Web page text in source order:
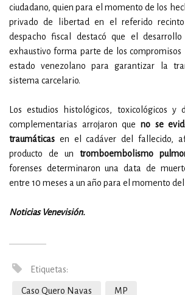
ciudadano, quien para el momento de los
privado de libertad en el referido recinto
despacho fiscal destacó que el
exhaustivo forma parte de los compromisos
estado venezolano para garantizar la
sistema carcelario.
Los estudios histológicos, toxicológicos y
complementarias arrojaron que no se
traumáticas en el cadáver del fallecido,
producto de un tromboembolismo
forenses determinaron una data de
entre 10 meses a un año para el momento
Noticias Venevisión.
Etiquetas:
Caso Quero Navas MP